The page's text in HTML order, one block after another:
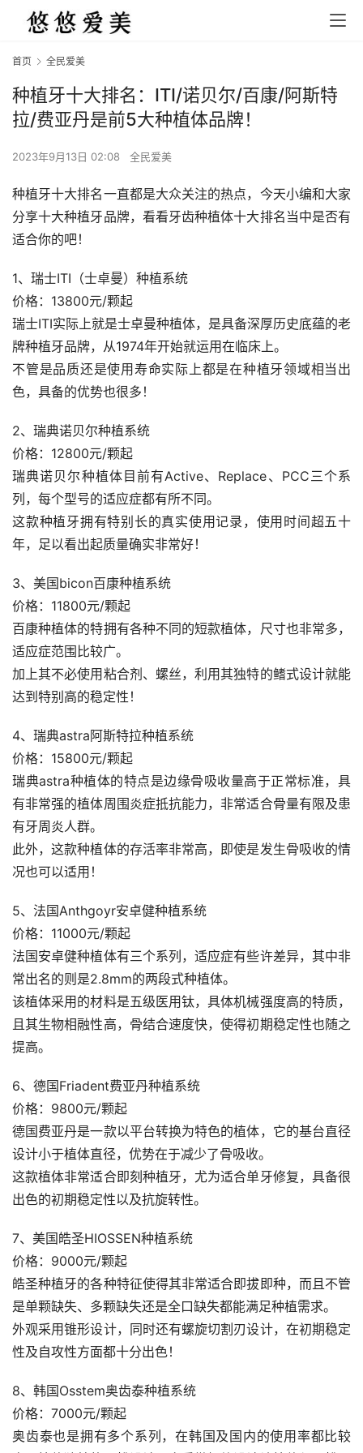
首页 全民爱美
种植牙十大排名：ITI/诺贝尔/百康/阿斯特
拉/费亚丹是前5大种植体品牌！
2023年9月13日 02:08 全民爱美
种植牙十大排名一直都是大众关注的热点，今天小编和大家
分享十大种植牙品牌，看看牙齿种植体十大排名当中是否有
适合你的吧！
1、瑞士ITI（士卓曼）种植系统
价格：13800元/颗起
瑞士ITI实际上就是士卓曼种植体，是具备深厚历史底蕴的老
牌种植牙品牌，从1974年开始就运用在临床上。
不管是品质还是使用寿命实际上都是在种植牙领域相当出
色，具备的优势也很多！
2、瑞典诺贝尔种植系统
价格：12800元/颗起
瑞典诺贝尔种植体目前有Active、Replace、PCC三个系
列，每个型号的适应症都有所不同。
这款种植牙拥有特别长的真实使用记录，使用时间超五十
年，足以看出起质量确实非常好！
3、美国bicon百康种植系统
价格：11800元/颗起
百康种植体的特拥有各种不同的短款植体，尺寸也非常多，
适应症范围比较广。
加上其不必使用粘合剂、螺丝，利用其独特的鳍式设计就能
达到特别高的稳定性！
4、瑞典astra阿斯特拉种植系统
价格：15800元/颗起
瑞典astra种植体的特点是边缘骨吸收量高于正常标准，具
有非常强的植体周围炎症抵抗能力，非常适合骨量有限及患
有牙周炎人群。
此外，这款种植体的存活率非常高，即使是发生骨吸收的情
况也可以适用！
5、法国Anthgoyr安卓健种植系统
价格：11000元/颗起
法国安卓健种植体有三个系列，适应症有些许差异，其中非
常出名的则是2.8mm的两段式种植体。
该植体采用的材料是五级医用钛，具体机械强度高的特质，
且其生物相融性高，骨结合速度快，使得初期稳定性也随之
提高。
6、德国Friadent费亚丹种植系统
价格：9800元/颗起
德国费亚丹是一款以平台转换为特色的植体，它的基台直径
设计小于植体直径，优势在于减少了骨吸收。
这款植体非常适合即刻种植牙，尤为适合单牙修复，具备很
出色的初期稳定性以及抗旋转性。
7、美国皓圣HIOSSEN种植系统
价格：9000元/颗起
皓圣种植牙的各种特征使得其非常适合即拔即种，而且不管
是单颗缺失、多颗缺失还是全口缺失都能满足种植需求。
外观采用锥形设计，同时还有螺旋切割刃设计，在初期稳定
性及自攻性方面都十分出色！
8、韩国Osstem奥齿泰种植系统
价格：7000元/颗起
奥齿泰也是拥有多个系列，在韩国及国内的使用率都比较